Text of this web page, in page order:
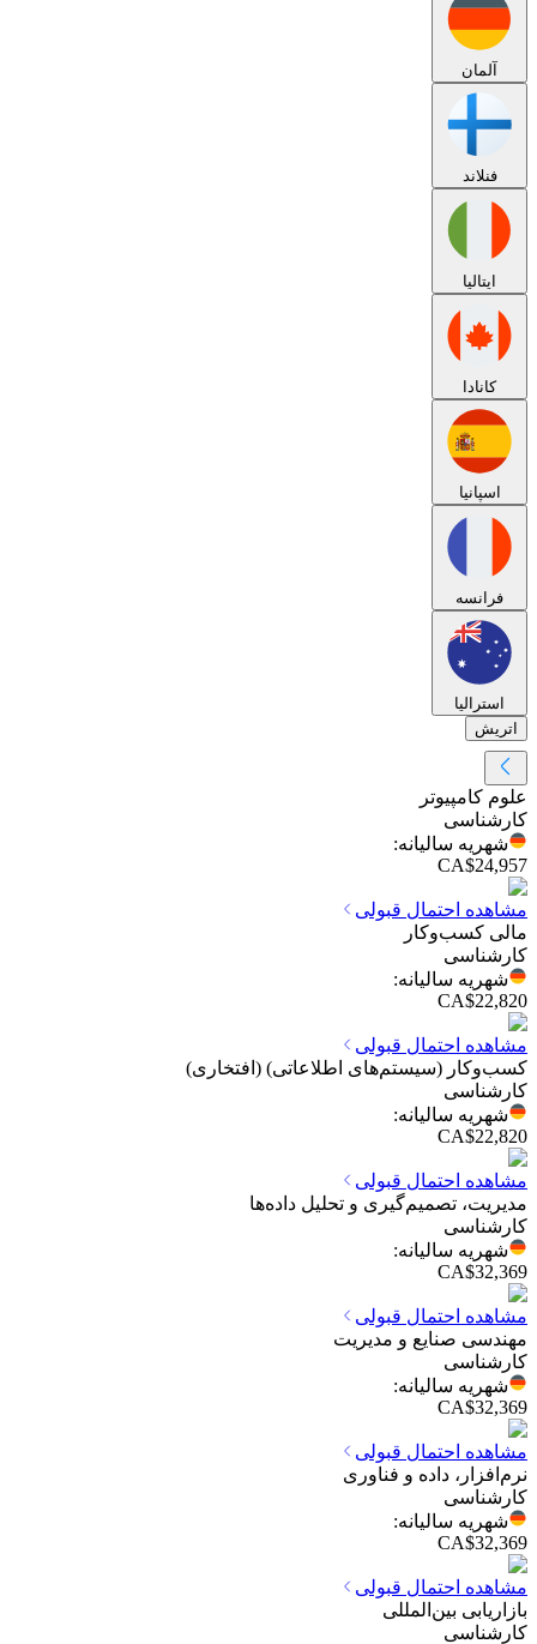
آلمان
فنلاند
ایتالیا
کانادا
اسپانیا
فرانسه
استرالیا
اتریش
علوم کامپیوتر
کارشناسی
شهریه سالیانه:
CA$24,957
مشاهده احتمال قبولی
مالی کسب‌وکار
کارشناسی
شهریه سالیانه:
CA$22,820
مشاهده احتمال قبولی
کسب‌وکار (سیستم‌های اطلاعاتی) (افتخاری)
کارشناسی
شهریه سالیانه:
CA$22,820
مشاهده احتمال قبولی
مدیریت، تصمیم‌گیری و تحلیل داده‌ها
کارشناسی
شهریه سالیانه:
CA$32,369
مشاهده احتمال قبولی
مهندسی صنایع و مدیریت
کارشناسی
شهریه سالیانه:
CA$32,369
مشاهده احتمال قبولی
نرم‌افزار، داده و فناوری
کارشناسی
شهریه سالیانه:
CA$32,369
مشاهده احتمال قبولی
بازاریابی بین‌المللی
کارشناسی